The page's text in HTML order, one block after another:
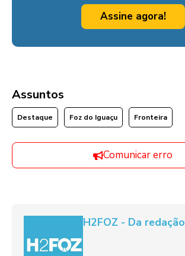
Assine agora!
Assuntos
Destaque Foz do Iguaçu Fronteira
Comunicar erro
H2FOZ - Da redação